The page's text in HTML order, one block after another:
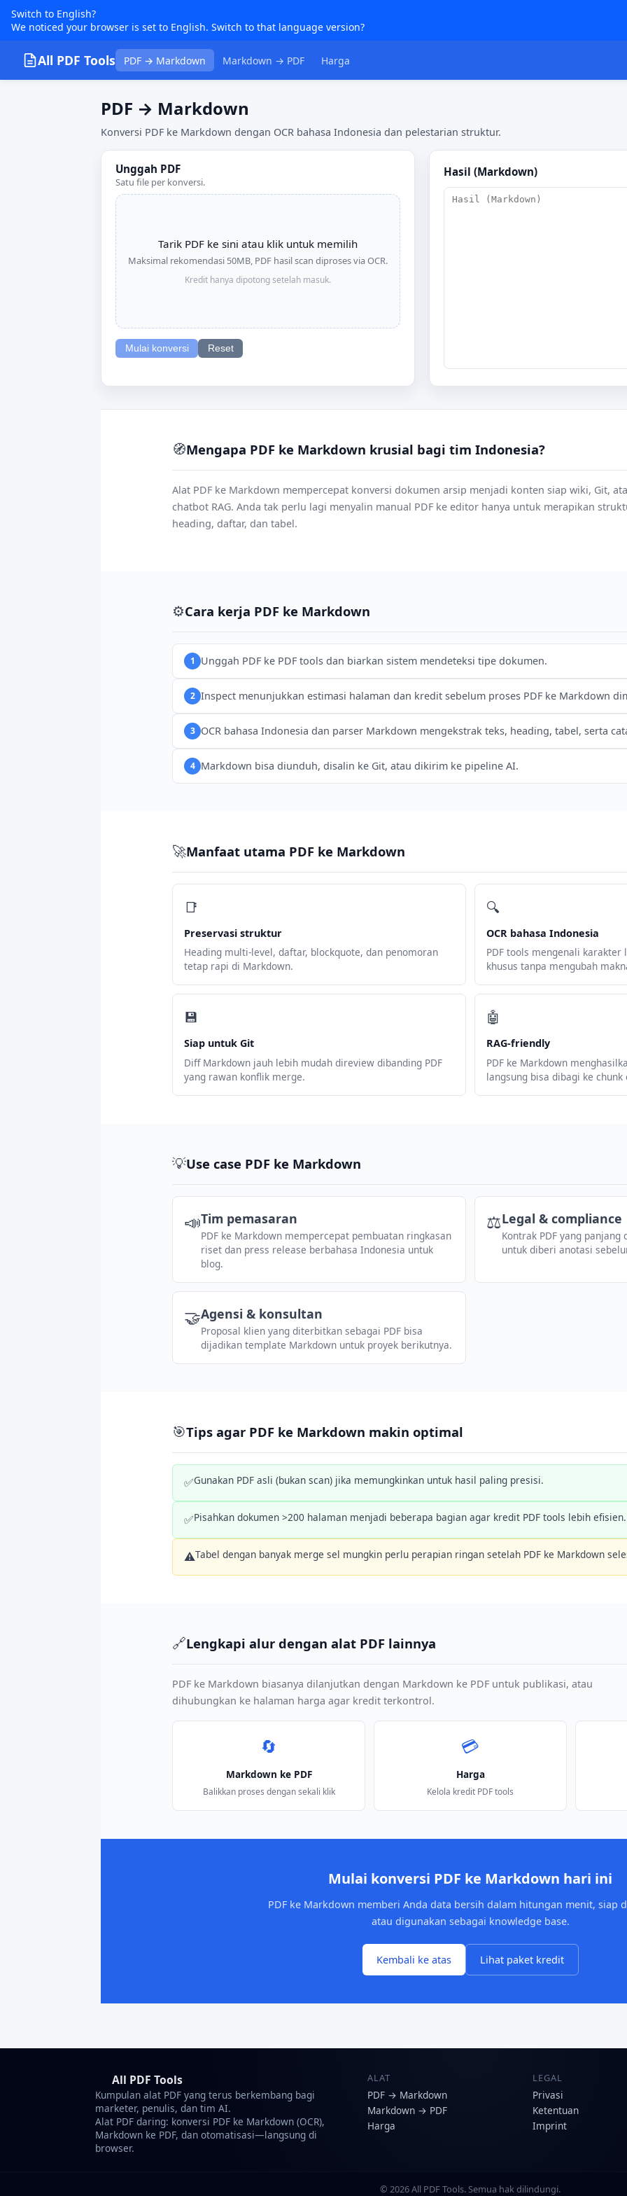
Switch to English?
We noticed your browser is set to English. Switch to that language version?
All PDF Tools PDF → Markdown Markdown → PDF Harga
PDF → Markdown
Konversi PDF ke Markdown dengan OCR bahasa Indonesia dan pelestarian struktur.
Unggah PDF
Satu file per konversi.
Tarik PDF ke sini atau klik untuk memilih
Maksimal rekomendasi 50MB, PDF hasil scan diproses via OCR.
Kredit hanya dipotong setelah masuk.
Mulai konversi Reset
Hasil (Markdown)
🧭Mengapa PDF ke Markdown krusial bagi tim Indonesia?
Alat PDF ke Markdown mempercepat konversi dokumen arsip menjadi konten siap wiki, Git,
chatbot RAG. Anda tak perlu lagi menyalin manual PDF ke editor hanya untuk merapikan
heading, daftar, dan tabel.
⚙️Cara kerja PDF ke Markdown
1 Unggah PDF ke PDF tools dan biarkan sistem mendeteksi tipe dokumen.
2 Inspect menunjukkan estimasi halaman dan kredit sebelum proses PDF ke Markdown
3 OCR bahasa Indonesia dan parser Markdown mengekstrak teks, heading, tabel, serta
4 Markdown bisa diunduh, disalin ke Git, atau dikirim ke pipeline AI.
🚀Manfaat utama PDF ke Markdown
📑
Preservasi struktur
Heading multi-level, daftar, blockquote, dan penomoran
tetap rapi di Markdown.
🔍
OCR bahasa Indonesia
PDF tools mengenali karakter
khusus tanpa mengubah
💾
Siap untuk Git
Diff Markdown jauh lebih mudah direview dibanding PDF
yang rawan konflik merge.
🤖
RAG-friendly
PDF ke Markdown
langsung bisa dibagi ke
💡Use case PDF ke Markdown
📣Tim pemasaran
PDF ke Markdown mempercepat pembuatan ringkasan
riset dan press release berbahasa Indonesia untuk
blog.
⚖️Legal & compliance
Kontrak PDF yang
untuk diberi anotasi
🤝Agensi & konsultan
Proposal klien yang diterbitkan sebagai PDF bisa
dijadikan template Markdown untuk proyek berikutnya.
🎯Tips agar PDF ke Markdown makin optimal
✅Gunakan PDF asli (bukan scan) jika memungkinkan untuk hasil paling presisi.
✅Pisahkan dokumen >200 halaman menjadi beberapa bagian agar kredit PDF tools lebih efisien.
⚠️Tabel dengan banyak merge sel mungkin perlu perapian ringan setelah PDF ke Markdown
🔗Lengkapi alur dengan alat PDF lainnya
PDF ke Markdown biasanya dilanjutkan dengan Markdown ke PDF untuk publikasi, atau
dihubungkan ke halaman harga agar kredit terkontrol.
🔄
Markdown ke PDF
Balikkan proses dengan sekali klik
💳
Harga
Kelola kredit PDF tools
Mulai konversi PDF ke Markdown hari ini
PDF ke Markdown memberi Anda data bersih dalam hitungan menit, siap
atau digunakan sebagai knowledge base.
Kembali ke atas Lihat paket kredit
All PDF Tools
Kumpulan alat PDF yang terus berkembang bagi
marketer, penulis, dan tim AI.
Alat PDF daring: konversi PDF ke Markdown (OCR),
Markdown ke PDF, dan otomatisasi—langsung di
browser.
ALAT
PDF → Markdown
Markdown → PDF
Harga
LEGAL
Privasi
Ketentuan
Imprint
© 2026 All PDF Tools. Semua hak dilindungi.